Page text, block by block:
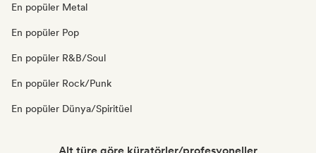
En popüler Metal
En popüler Pop
En popüler R&B/Soul
En popüler Rock/Punk
En popüler Dünya/Spiritüel